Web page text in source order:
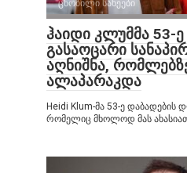
ცნობილი სახეები
ჰაიდი კლუმმა 53-
გასაოცარი
აღნიშნა,
ალაპარაკდა
Heidi Klum-მა 53-ე დაბადების
რომელიც მხოლოდ მას